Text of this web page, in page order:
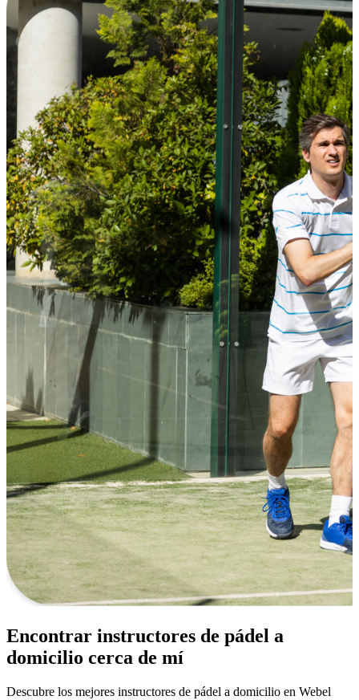
Encontrar instructores de pádel a
domicilio cerca de mí
Descubre los mejores instructores de pádel a domicilio en Webel